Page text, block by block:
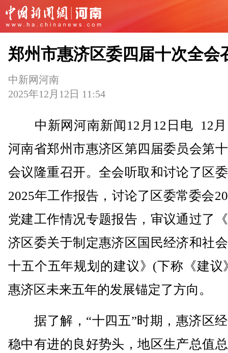
郑州市惠济区委四届十次全会
中新网河南
2025年12月12日 11:54
中新网河南新闻12月12日电 12月
河南省郑州市惠济区第四届委员会第
会议隆重召开。全会听取和讨论了区
2025年工作报告，讨论了区委常委会
党建工作情况专题报告，审议通过了
济区委关于制定惠济区国民经济和社
十五个五年规划的建议》(下称《建议
惠济区未来五年的发展锚定了方向。
据了解，“十四五”时期，惠济区
稳中有进的良好势头，地区生产总值